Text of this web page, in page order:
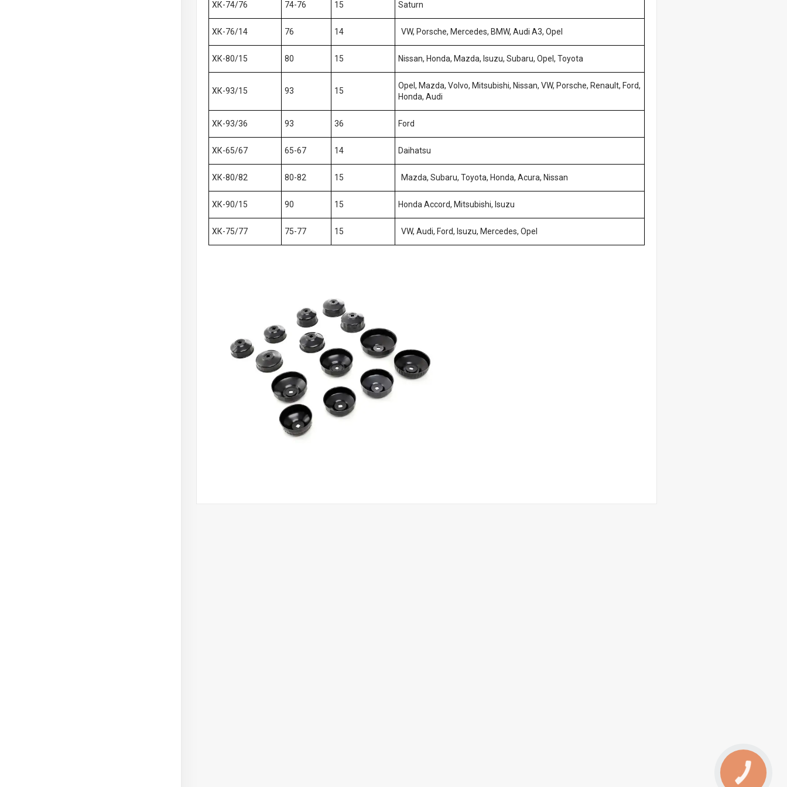
ХК-74/76 74-76 15 Saturn
ХК-76/14 76 14 VW, Porsche, Mercedes, BMW, Audi A3, Opel
ХК-80/15 80 15 Nissan, Honda, Mazda, Isuzu, Subaru, Opel, Toyota
ХК-93/15 93 15
Opel, Mazda, Volvo, Mitsubishi, Nissan, VW, Porsche, Renault, Ford,
Honda, Audi
ХК-93/36 93 36 Ford
ХК-65/67 65-67 14 Daihatsu
ХК-80/82 80-82 15 Mazda, Subaru, Toyota, Honda, Acura, Nissan
ХК-90/15 90 15 Honda Accord, Mitsubishi, Isuzu
ХК-75/77 75-77 15 VW, Audi, Ford, Isuzu, Mercedes, Opel